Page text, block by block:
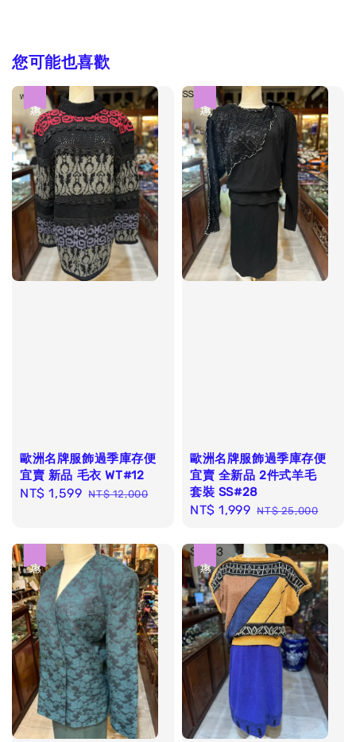
您可能也喜歡
歐洲名牌服飾過季庫存便
宜賣 新品 毛衣 WT#12
Sale
NT$ 1,599 Regular
NT$ 12,000
歐洲名牌服飾過季庫存便
宜賣 全新品 2件式羊毛
套裝 SS#28
Sale
NT$ 1,999 Regular
NT$ 25,000